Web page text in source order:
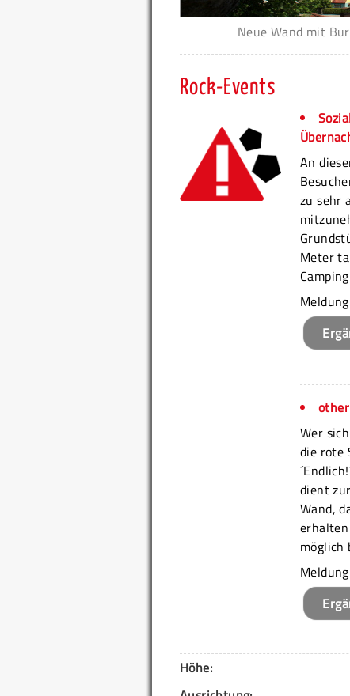
Neue Wand mit
Rock-Events
An
zu sehr
Meter
Wer
die rote
dient
Wand,
möglich
Höhe: